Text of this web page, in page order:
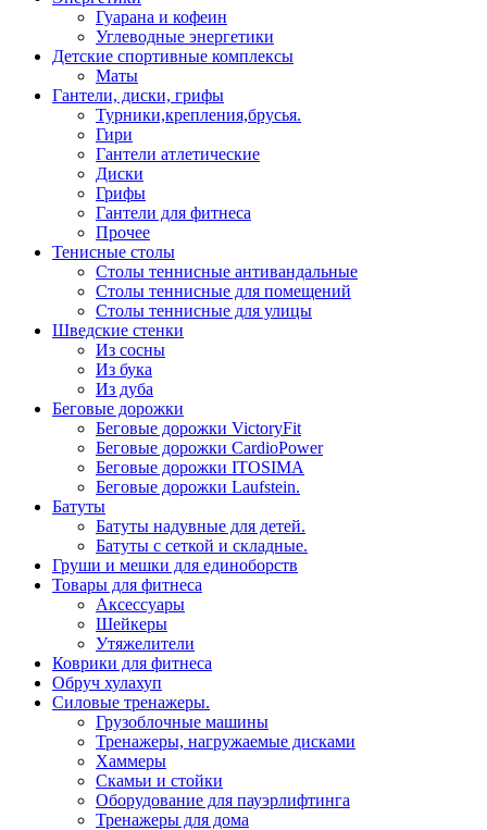
Гуарана и кофеин
Углеводные энергетики
Детские спортивные комплексы
Маты
Гантели, диски, грифы
Турники,крепления,брусья.
Гири
Гантели атлетические
Диски
Грифы
Гантели для фитнеса
Прочее
Тенисные столы
Столы теннисные антивандальные
Столы теннисные для помещений
Столы теннисные для улицы
Шведские стенки
Из сосны
Из бука
Из дуба
Беговые дорожки
Беговые дорожки VictoryFit
Беговые дорожки CardioPower
Беговые дорожки ITOSIMA
Беговые дорожки Laufstein.
Батуты
Батуты надувные для детей.
Батуты с сеткой и складные.
Груши и мешки для единоборств
Товары для фитнеса
Aксессуары
Шейкеры
Утяжелители
Коврики для фитнеса
Обруч хулахуп
Силовые тренажеры.
Грузоблочные машины
Тренажеры, нагружаемые дисками
Хаммеры
Скамьи и стойки
Оборудование для пауэрлифтинга
Тренажеры для дома